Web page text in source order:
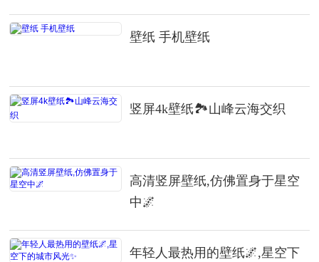
壁纸 手机壁纸
竖屏4k壁纸🏞️山峰云海交织
高清竖屏壁纸,仿佛置身于星空
中🌌
年轻人最热用的壁纸🌌,星空下